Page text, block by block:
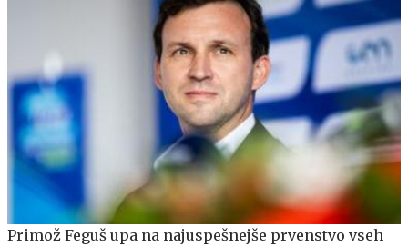
Primož Feguš upa na najuspešnejše prvenstvo vseh